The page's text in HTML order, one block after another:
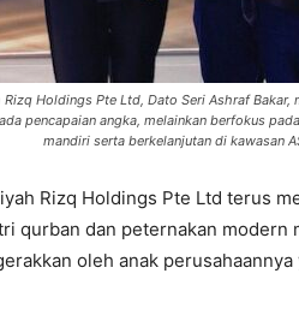
Holdings Pte Ltd, Dato Seri Ashraf
pencapaian angka, melainkan berfokus
mandiri serta berkelanjutan di kawasan
Rizq Holdings Pte Ltd terus
qurban dan peternakan modern
oleh anak